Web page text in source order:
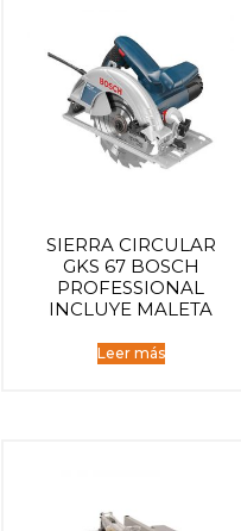
SIERRA CIRCULAR
GKS 67 BOSCH
PROFESSIONAL
INCLUYE MALETA
Leer más